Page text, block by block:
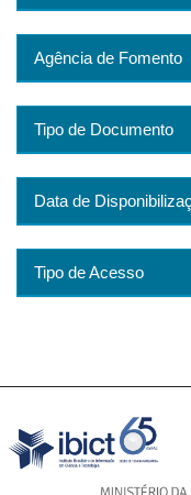
Agência de Fomento
Tipo de Documento
Data de
Tipo de Acesso